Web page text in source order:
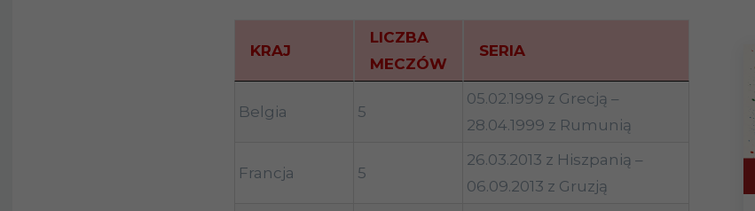
KRAJ
LICZBA
MECZÓW
SERIA
Belgia 5
05.02.1999 z Grecją –
28.04.1999 z Rumunią
Francja 5
26.03.2013 z Hiszpanią –
06.09.2013 z Gruzją